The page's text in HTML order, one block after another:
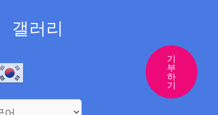
갤러리
기
부
하
기